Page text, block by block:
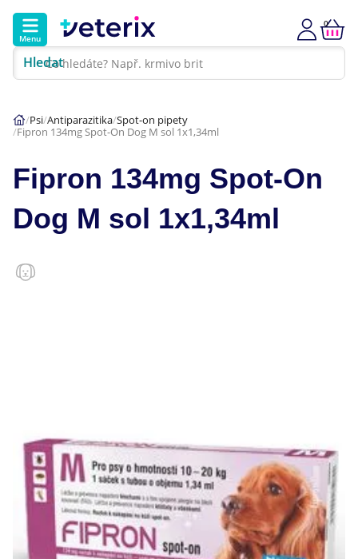
Menu
Hledat
0
Hlavní kategorie
Akce
Psi
Kočky
info@veterix.cz
E-shop Veterix
777 319 517 (Po–Pá, 8–15h)
Psi Antiparazitika Spot-on pipety
Fipron 134mg Spot-On Dog M sol 1x1,34ml
Fipron 134mg Spot-On
Dog M sol 1x1,34ml